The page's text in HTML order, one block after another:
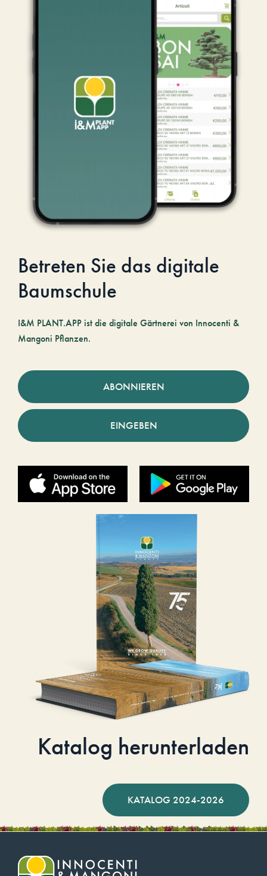
Betreten Sie das digitale
Baumschule
I&M PLANT.APP ist die digitale Gärtnerei von Innocenti &
Mangoni Pflanzen.
ABONNIEREN
EINGEBEN
Katalog herunterladen
KATALOG 2024-2026